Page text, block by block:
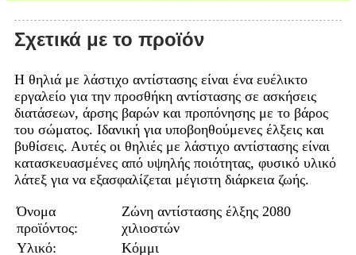
Σχετικά με το προϊόν
Η θηλιά με λάστιχο αντίστασης είναι ένα ευέλικτο
εργαλείο για την προσθήκη αντίστασης σε ασκήσεις
διατάσεων, άρσης βαρών και προπόνησης με το βάρος
του σώματος. Ιδανική για υποβοηθούμενες έλξεις και
βυθίσεις. Αυτές οι θηλιές με λάστιχο αντίστασης είναι
κατασκευασμένες από υψηλής ποιότητας, φυσικό υλικό
λάτεξ για να εξασφαλίζεται μέγιστη διάρκεια ζωής.
Όνομα
προϊόντος:
Ζώνη αντίστασης έλξης 2080
χιλιοστών
Υλικό:
Κόμμι